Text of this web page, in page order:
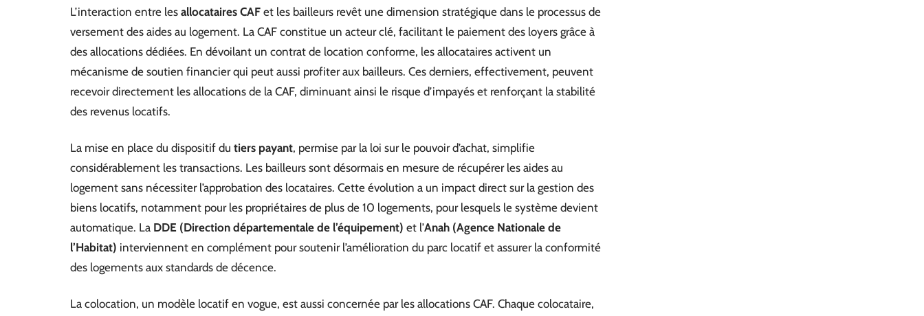
L’interaction entre les allocataires CAF et les bailleurs revêt une dimension stratégique dans le processus de
versement des aides au logement. La CAF constitue un acteur clé, facilitant le paiement des loyers grâce à
des allocations dédiées. En dévoilant un contrat de location conforme, les allocataires activent un
mécanisme de soutien financier qui peut aussi profiter aux bailleurs. Ces derniers, effectivement, peuvent
recevoir directement les allocations de la CAF, diminuant ainsi le risque d’impayés et renforçant la stabilité
des revenus locatifs.
La mise en place du dispositif du tiers payant, permise par la loi sur le pouvoir d’achat, simplifie
considérablement les transactions. Les bailleurs sont désormais en mesure de récupérer les aides au
logement sans nécessiter l’approbation des locataires. Cette évolution a un impact direct sur la gestion des
biens locatifs, notamment pour les propriétaires de plus de 10 logements, pour lesquels le système devient
automatique. La DDE (Direction départementale de l’équipement) et l’Anah (Agence Nationale de
l’Habitat) interviennent en complément pour soutenir l’amélioration du parc locatif et assurer la conformité
des logements aux standards de décence.
La colocation, un modèle locatif en vogue, est aussi concernée par les allocations CAF. Chaque colocataire,